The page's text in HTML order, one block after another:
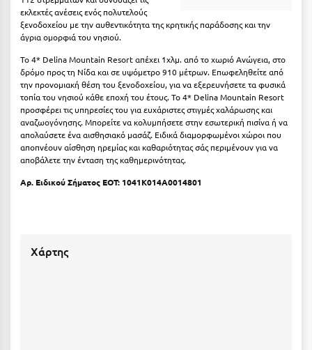
Πόρος
Πόρτο Χέλι
Πρέβεζα
Πύλος
Πύργος
Ρ
Ρέθυμνο
εκλεκτές ανέσεις ενός πολυτελούς
ξενοδοχείου με την αυθεντικότητα της κρητικής παράδοσης και την
άγρια ομορφιά του νησιού.
To 4* Delina Mountain Resort απέχει 1χλμ. από το χωριό Ανώγεια, στο
δρόμο προς τη Νίδα και σε υψόμετρο 910 μέτρων. Επωφεληθείτε από
την προνομιακή θέση του ξενοδοχείου, για να εξερευνήσετε τα φυσικά
τοπία του νησιού κάθε εποχή του έτους. Το 4* Delina Mountain Resort
προσφέρει τις υπηρεσίες του για ευχάριστες στιγμές χαλάρωσης και
αναζωογόνησης. Μπορείτε να κολυμπήσετε στην εσωτερική πισίνα ή να
απολαύσετε ένα αισθησιακό μασάζ. Ειδικά διαμορφωμένοι χώροι που
αποπνέουν αίσθηση ηρεμίας και καθαριότητας σάς περιμένουν για να
αποβάλετε την ένταση της καθημερινότητας.
Αρ. Ειδικού Σήματος ΕΟΤ: 1041Κ014Α0014801
Χάρτης